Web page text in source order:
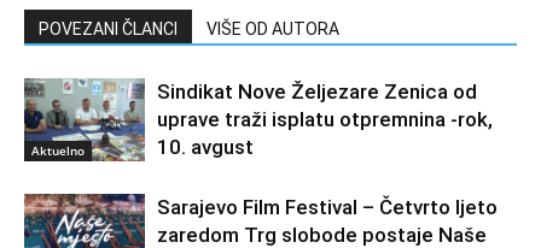
POVEZANI ČLANCI VIŠE OD AUTORA
Aktuelno
Sindikat Nove Željezare Zenica od
uprave traži isplatu otpremnina -rok,
10. avgust
Sarajevo Film Festival – Četvrto ljeto
zaredom Trg slobode postaje Naše